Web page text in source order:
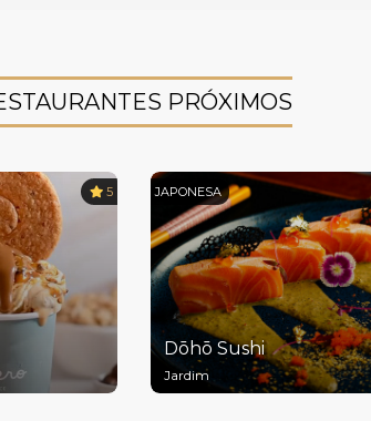
PRÓXIMOS
5 JAPONESA
Dōhō Sushi
Jardim